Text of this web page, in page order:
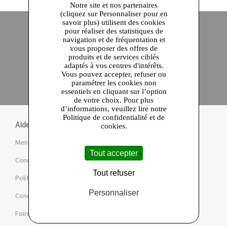
Site officiel Paiement en ligne sécurisé
Click and collect
en 24 heures
Qualité garantie
Aide
Mentions légales et CGU
Conditions de la Marketplace
Politique de confidentialité et de cookies
Conditions des offres et jeux
Foire aux questions
Notre site et nos partenaires
(cliquez sur Personnaliser pour en
savoir plus) utilisent des cookies
pour réaliser des statistiques de
navigation et de fréquentation et
vous proposer des offres de
produits et de services ciblés
adaptés à vos centres d'intérêts.
Vous pouvez accepter, refuser ou
paramétrer les cookies non
essentiels en cliquant sur l’option
de votre choix. Pour plus
d’informations, veuillez lire notre
Politique de confidentialité et de
cookies.
Tout accepter
Tout refuser
Personnaliser